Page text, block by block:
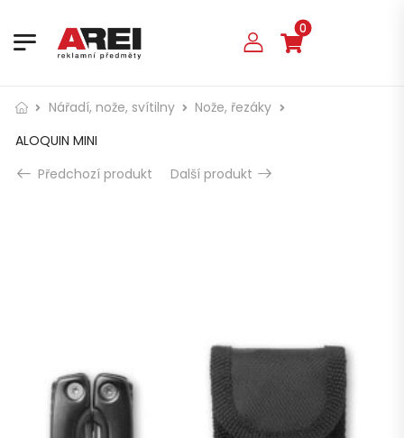
0
Nářadí, nože, svítilny
Nože, řezáky
ALOQUIN MINI
Předchozí produkt
Další produkt